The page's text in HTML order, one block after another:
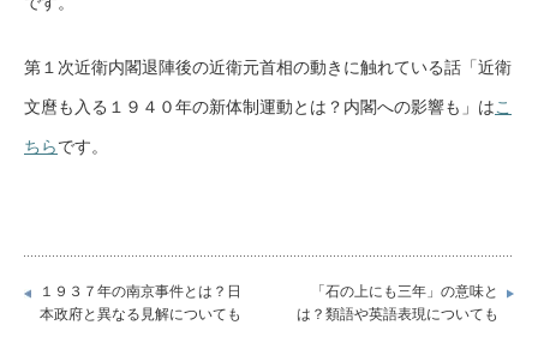
第１次近衛内閣退陣後の近衛元首相の動きに触れている話「近衛
文麿も入る１９４０年の新体制運動とは？内閣への影響も」はこ
ちらです。
１９３７年の南京事件とは？日
本政府と異なる見解についても
「石の上にも三年」の意味と
は？類語や英語表現についても